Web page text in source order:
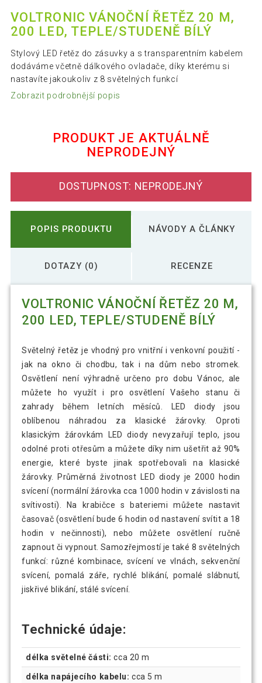
VOLTRONIC VÁNOČNÍ ŘETĚZ 20 M,
200 LED, TEPLE/STUDENĚ BÍLÝ
Stylový LED řetěz do zásuvky a s transparentním kabelem
dodáváme včetně dálkového ovladače, díky kterému si
nastavíte jakoukoliv z 8 světelných funkcí
Zobrazit podrobnější popis
PRODUKT JE AKTUÁLNĚ
NEPRODEJNÝ
DOSTUPNOST: NEPRODEJNÝ
POPIS PRODUKTU NÁVODY A ČLÁNKY
DOTAZY (0) RECENZE
VOLTRONIC VÁNOČNÍ ŘETĚZ 20 M,
200 LED, TEPLE/STUDENĚ BÍLÝ
Světelný řetěz je vhodný pro vnitřní i venkovní použití -
jak na okno či chodbu, tak i na dům nebo stromek.
Osvětlení není výhradně určeno pro dobu Vánoc, ale
můžete ho využít i pro osvětlení Vašeho stanu či
zahrady během letních měsíců. LED diody jsou
oblíbenou náhradou za klasické žárovky. Oproti
klasickým žárovkám LED diody nevyzařují teplo, jsou
odolné proti otřesům a můžete díky nim ušetřit až 90%
energie, které byste jinak spotřebovali na klasické
žárovky. Průměrná životnost LED diody je 2000 hodin
svícení (normální žárovka cca 1000 hodin v závislosti na
svítivosti). Na krabičce s bateriemi můžete nastavit
časovač (osvětlení bude 6 hodin od nastavení svítit a 18
hodin v nečinnosti), nebo můžete osvětlení ručně
zapnout či vypnout. Samozřejmostí je také 8 světelných
funkcí: různé kombinace, svícení ve vlnách, sekvenční
svícení, pomalá záře, rychlé blikání, pomalé slábnutí,
jiskřivé blikání, stálé svícení.
Technické údaje:
délka světelné části: cca 20 m
délka napájecího kabelu: cca 5 m